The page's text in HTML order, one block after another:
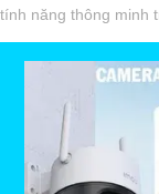
tính năng thông minh